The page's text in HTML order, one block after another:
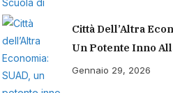
Città Dell’Altra
Un Potente Inno
E Dignità Umana
Gennaio 29, 2026